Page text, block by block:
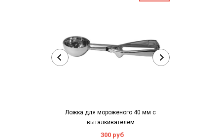
Ложка для мороженого 40 мм с
выталкивателем
300 руб